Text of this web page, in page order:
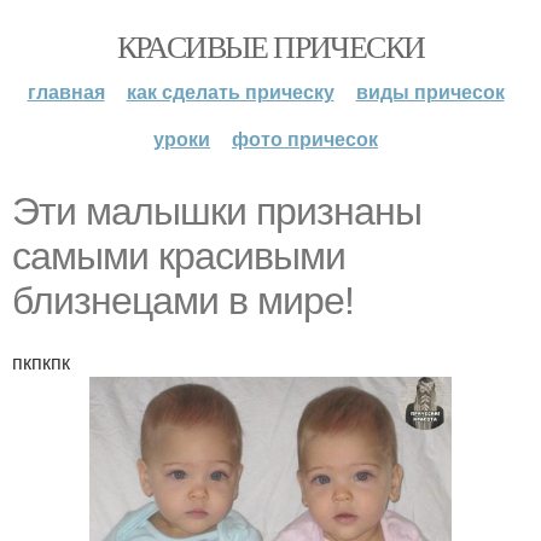
КРАСИВЫЕ ПРИЧЕСКИ
главная как сделать прическу
виды причесок
уроки
фото причесок
Эти малышки признаны
самыми красивыми
близнецами в мире!
пкпкпк